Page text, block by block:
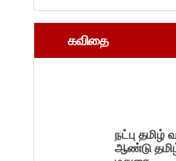
கவிதை
நட்பு
ஆண்டு